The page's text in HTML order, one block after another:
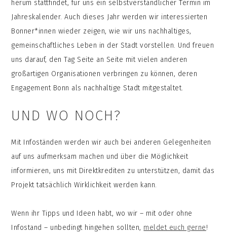
herum stattfindet, für uns ein selbstverständlicher Termin im
Jahreskalender. Auch dieses Jahr werden wir interessierten
Bonner*innen wieder zeigen, wie wir uns nachhaltiges,
gemeinschaftliches Leben in der Stadt vorstellen. Und freuen
uns darauf, den Tag Seite an Seite mit vielen anderen
großartigen Organisationen verbringen zu können, deren
Engagement Bonn als nachhaltige Stadt mitgestaltet.
UND WO NOCH?
Mit Infoständen werden wir auch bei anderen Gelegenheiten
auf uns aufmerksam machen und über die Möglichkeit
informieren, uns mit Direktkrediten zu unterstützen, damit das
Projekt tatsächlich Wirklichkeit werden kann.
Wenn ihr Tipps und Ideen habt, wo wir – mit oder ohne
Infostand – unbedingt hingehen sollten, meldet euch gerne!